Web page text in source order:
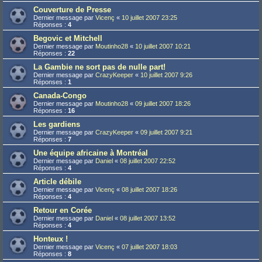
Couverture de Presse
Dernier message par Vicenç « 10 juillet 2007 23:25
Réponses : 4
Begovic et Mitchell
Dernier message par Moutinho28 « 10 juillet 2007 10:21
Réponses : 22
La Gambie ne sort pas de nulle part!
Dernier message par CrazyKeeper « 10 juillet 2007 9:26
Réponses : 1
Canada-Congo
Dernier message par Moutinho28 « 09 juillet 2007 18:26
Réponses : 16
Les gardiens
Dernier message par CrazyKeeper « 09 juillet 2007 9:21
Réponses : 7
Une équipe africaine à Montréal
Dernier message par Daniel « 08 juillet 2007 22:52
Réponses : 4
Article débile
Dernier message par Vicenç « 08 juillet 2007 18:26
Réponses : 4
Retour en Corée
Dernier message par Daniel « 08 juillet 2007 13:52
Réponses : 4
Honteux !
Dernier message par Vicenç « 07 juillet 2007 18:03
Réponses : 8